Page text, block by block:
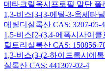
메타크릴옥시프로필 말단 폴
1,3-비스[3-[3-에틸-3-옥세타
메틸디실록산 CAS: 3207-05-4
1,5-비스[2-(3,4-에폭시사이클
틸트리실록산 CAS: 150856-
1,3-비스(3-(2-하이드록시에
실록산 CAS: 441307-02-4